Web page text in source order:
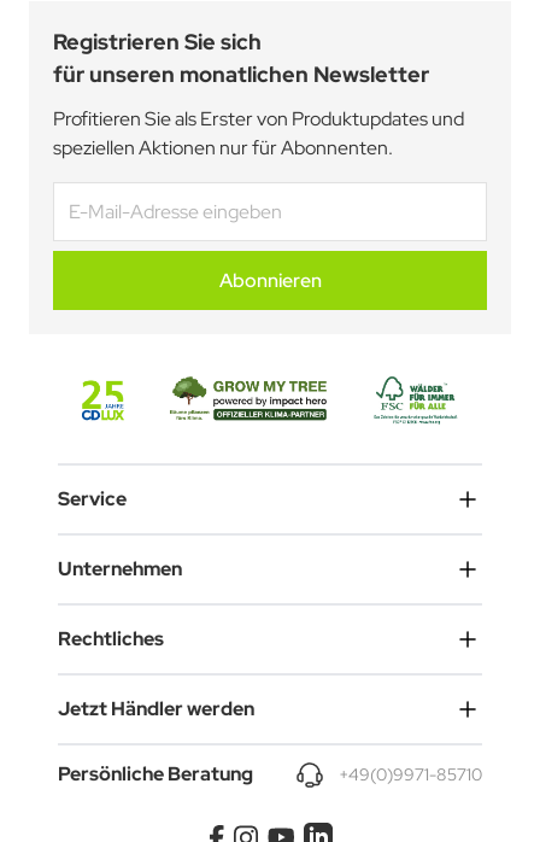
Registrieren Sie sich
für unseren monatlichen Newsletter
Profitieren Sie als Erster von Produktupdates und
speziellen Aktionen nur für Abonnenten.
Abonnieren
Service
Unternehmen
Rechtliches
Jetzt Händler werden
Persönliche Beratung +49(0)9971-85710